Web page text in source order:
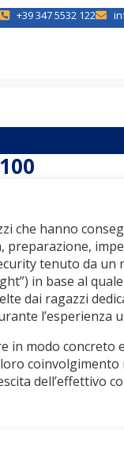
+39 347 5532 122
che hanno
preparazione,
tenuto da
in base al
dai ragazzi
l’esperienza
in modo
dell’effettivo